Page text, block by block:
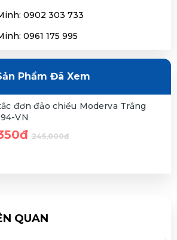
0902 303 733
0961 175 995
Phẩm Đã Xem
đơn đảo chiều Moderva Trắng
VN
245,000đ
QUAN